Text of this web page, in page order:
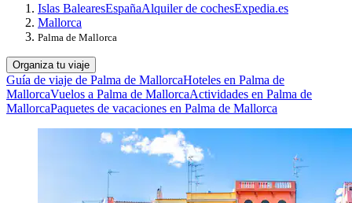
Islas BalearesEspañaAlquiler de cochesExpedia.es
Mallorca
Palma de Mallorca
Organiza tu viaje
Guía de viaje de Palma de MallorcaHoteles en Palma de
MallorcaVuelos a Palma de MallorcaActividades en Palma de
MallorcaPaquetes de vacaciones en Palma de Mallorca